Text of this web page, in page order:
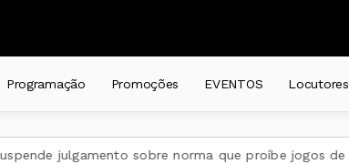
DALMIR RENATO LEDUR
Programação Promoções EVENTOS Locutores
sobre norma que proíbe jogos de azar no país